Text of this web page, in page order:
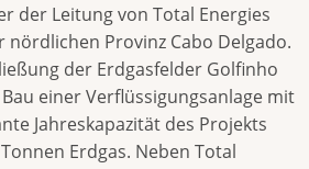
der Leitung von Total Energies
nördlichen Provinz Cabo Delgado.
der Erdgasfelder Golfinho
einer Verflüssigungsanlage mit
Jahreskapazität des Projekts
Erdgas. Neben Total